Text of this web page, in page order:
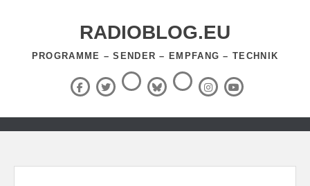
RADIOBLOG.EU
PROGRAMME – SENDER – EMPFANG – TECHNIK
Facebook
X
(Twitter)
ThreadsBlueSky
RSS-
Feed InstagramYouTube
Zum
springen